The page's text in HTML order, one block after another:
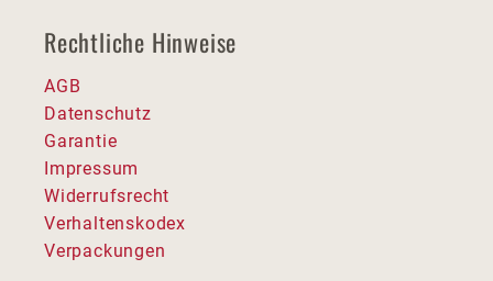
Rechtliche Hinweise
AGB
Datenschutz
Garantie
Impressum
Widerrufsrecht
Verhaltenskodex
Verpackungen